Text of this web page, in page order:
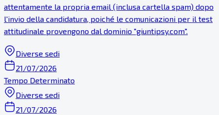
attentamente la propria email (inclusa cartella spam) dopo
l'invio della candidatura, poiché le comunicazioni per il test
attitudinale provengono dal dominio "giuntipsy.com".
Diverse sedi
21/07/2026
Tempo Determinato
Diverse sedi
21/07/2026